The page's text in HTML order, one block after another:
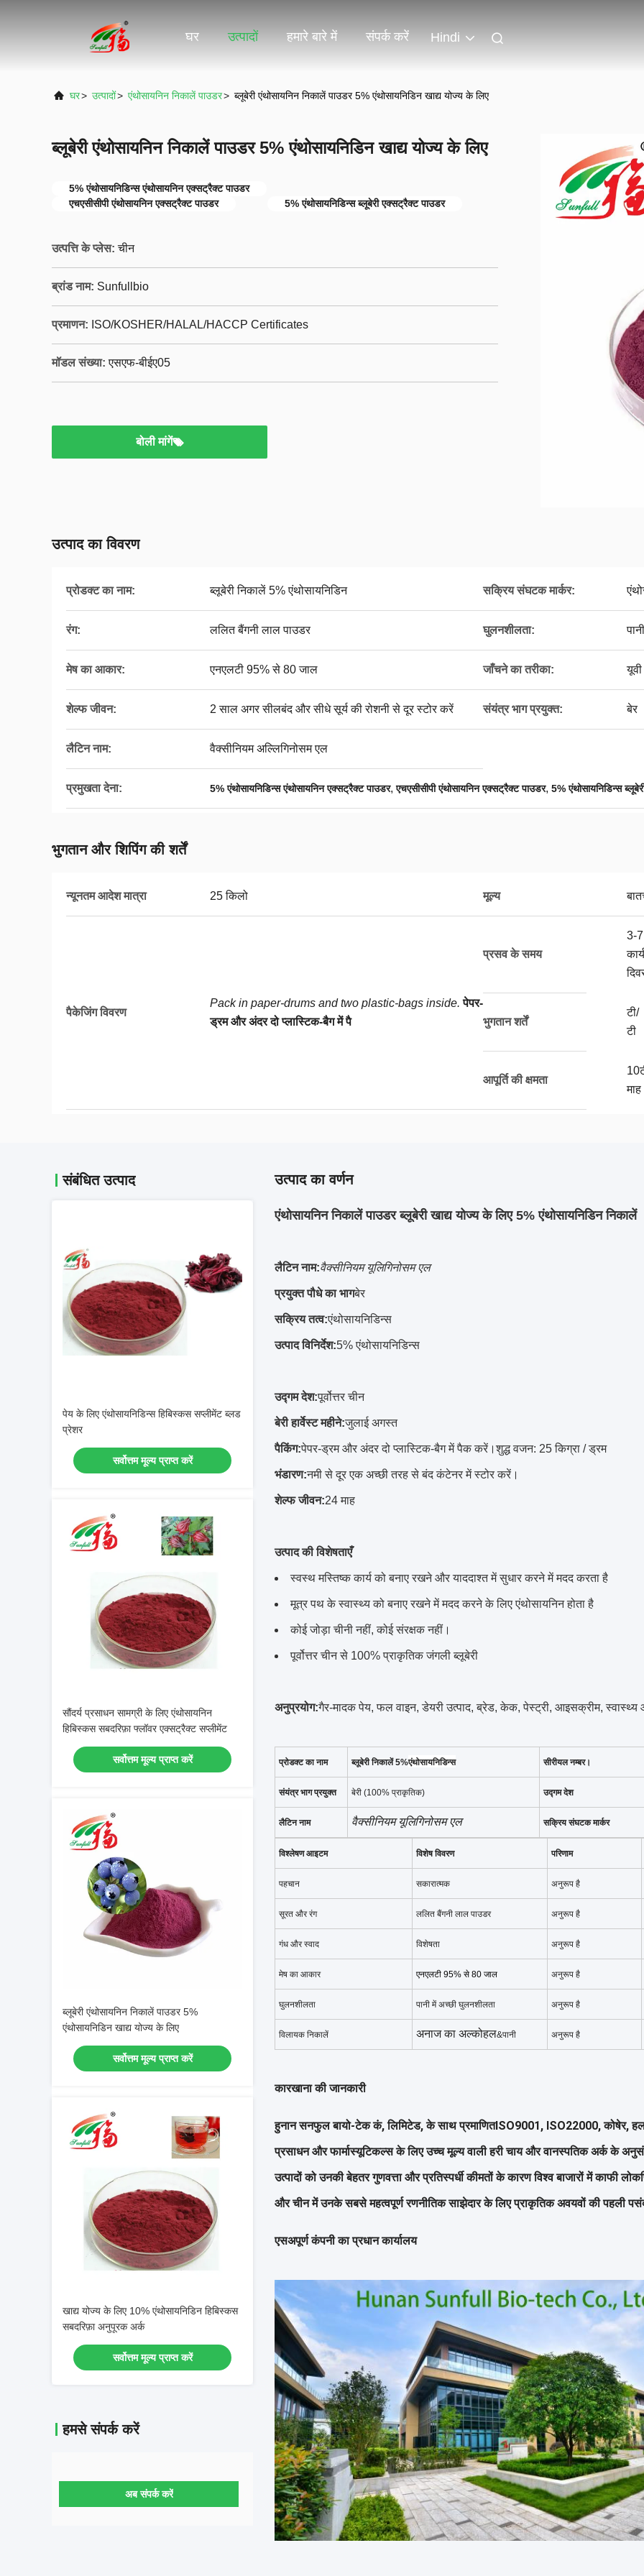
घर उत्पादों हमारे बारे में संपर्क करें Hindi
घर> उत्पादों> एंथोसायनिन निकालें पाउडर> ब्लूबेरी एंथोसायनिन निकालें पाउडर 5% एंथोसायनिडिन खाद्य योज्य के लिए
ब्लूबेरी एंथोसायनिन निकालें पाउडर 5% एंथोसायनिडिन खाद्य योज्य के लिए
5% एंथोसायनिडिन्स एंथोसायनिन एक्सट्रैक्ट पाउडर
एचएसीसीपी एंथोसायनिन एक्सट्रैक्ट पाउडर
5% एंथोसायनिडिन्स ब्लूबेरी एक्सट्रैक्ट पाउडर
उत्पत्ति के प्लेस: चीन
ब्रांड नाम: Sunfullbio
प्रमाणन: ISO/KOSHER/HALAL/HACCP Certificates
मॉडल संख्या: एसएफ-बीईए05
बोली मांगें
उत्पाद का विवरण
प्रोडक्ट का नाम: ब्लूबेरी निकालें 5% एंथोसायनिडिन सक्रिय संघटक मार्कर:
रंग: ललित बैंगनी लाल पाउडर घुलनशीलता:
मेष का आकार: एनएलटी 95% से 80 जाल जाँचने का तरीका: यूवी
शेल्फ जीवन: 2 साल अगर सीलबंद और सीधे सूर्य की रोशनी से दूर स्टोर करें संयंत्र भाग प्रयुक्त: बेर
लैटिन नाम: वैक्सीनियम अल्लिगिनोसम एल
प्रमुखता देना: 5% एंथोसायनिडिन्स एंथोसायनिन एक्सट्रैक्ट पाउडर,एचएसीसीपी एंथोसायनिन एक्सट्रैक्ट पाउडर, 5% एंथोसायनिडिन्स
भुगतान और शिपिंग की शर्तें
न्यूनतम आदेश मात्रा 25 किलो मूल्य
पैकेजिंग विवरण
Pack in paper-drums and two plastic-bags inside. पेपर-
ड्रम और अंदर दो प्लास्टिक-बैग में पै
प्रसव के समय
3-7
कार्य
भुगतान शर्तें
टी/
टी
आपूर्ति की क्षमता
माह
संबंधित उत्पाद
पेय के लिए एंथोसायनिडिन्स हिबिस्कस सप्लीमेंट ब्लड
प्रेशर
सर्वोत्तम मूल्य प्राप्त करें
सौंदर्य प्रसाधन सामग्री के लिए एंथोसायनिन
हिबिस्कस सबदरिफ़ा फ्लॉवर एक्सट्रैक्ट सप्लीमेंट
सर्वोत्तम मूल्य प्राप्त करें
ब्लूबेरी एंथोसायनिन निकालें पाउडर 5%
एंथोसायनिडिन खाद्य योज्य के लिए
सर्वोत्तम मूल्य प्राप्त करें
खाद्य योज्य के लिए 10% एंथोसायनिडिन हिबिस्कस
सबदरिफ़ा अनुपूरक अर्क
सर्वोत्तम मूल्य प्राप्त करें
हमसे संपर्क करें
अब संपर्क करें
उत्पाद का वर्णन
एंथोसायनिन निकालें पाउडर ब्लूबेरी खाद्य योज्य के लिए 5% एंथोसायनिडिन निकालें
लैटिन नाम:वैक्सीनियम यूलिगिनोसम एल
प्रयुक्त पौधे का भागबेर
सक्रिय तत्व:एंथोसायनिडिन्स
उत्पाद विनिर्देश:5% एंथोसायनिडिन्स
उद्गम देश:पूर्वोत्तर चीन
बेरी हार्वेस्ट महीने:जुलाई अगस्त
पैकिंग:पेपर-ड्रम और अंदर दो प्लास्टिक-बैग में पैक करें।शुद्ध वजन: 25 किग्रा / ड्रम
भंडारण:नमी से दूर एक अच्छी तरह से बंद कंटेनर में स्टोर करें।
शेल्फ जीवन:24 माह
उत्पाद की विशेषताएँ
स्वस्थ मस्तिष्क कार्य को बनाए रखने और याददाश्त में सुधार करने में मदद करता है
मूत्र पथ के स्वास्थ्य को बनाए रखने में मदद करने के लिए एंथोसायनिन होता है
कोई जोड़ा चीनी नहीं, कोई संरक्षक नहीं।
पूर्वोत्तर चीन से 100% प्राकृतिक जंगली ब्लूबेरी
अनुप्रयोग:गैर-मादक पेय, फल वाइन, डेयरी उत्पाद, ब्रेड, केक, पेस्ट्री, आइसक्रीम, स्वास्थ्य
प्रोडक्ट का नाम ब्लूबेरी निकालें 5%एंथोसायनिडिन्स सीरीयल नम्बर।
संयंत्र भाग प्रयुक्त बेरी (100% प्राकृतिक) उद्गम देश
लैटिन नाम वैक्सीनियम यूलिगिनोसम एल सक्रिय संघटक मार्कर
विश्लेषण आइटम विशेष विवरण परिणाम
पहचान सकारात्मक अनुरूप है
सूरत और रंग ललित बैंगनी लाल पाउडर अनुरूप है
गंध और स्वाद विशेषता अनुरूप है
मेष का आकार एनएलटी 95% से 80 जाल अनुरूप है
घुलनशीलता पानी में अच्छी घुलनशीलता अनुरूप है
विलायक निकालें अनाज का अल्कोहल&पानी अनुरूप है
कारखाना की जानकारी
हुनान सनफुल बायो-टेक कं, लिमिटेड, के साथ प्रमाणितISO9001, ISO22000, कोषेर,
प्रसाधन और फार्मास्यूटिकल्स के लिए उच्च मूल्य वाली हरी चाय और वानस्पतिक अर्क के
उत्पादों को उनकी बेहतर गुणवत्ता और प्रतिस्पर्धी कीमतों के कारण विश्व बाजारों में काफी
और चीन में उनके सबसे महत्वपूर्ण रणनीतिक साझेदार के लिए प्राकृतिक अवयवों की पहली
एसअपूर्ण कंपनी का प्रधान कार्यालय